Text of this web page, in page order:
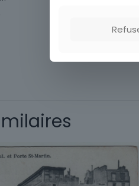
Département